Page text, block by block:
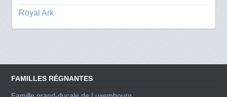
Royal Ark
FAMILLES RÉGNANTES
Famille grand-ducale de Luxembourg